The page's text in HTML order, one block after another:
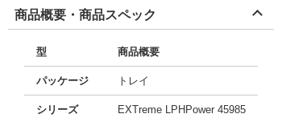
商品概要・商品スペック
型 商品概要
パッケージ トレイ
シリーズ EXTreme LPHPower 45985